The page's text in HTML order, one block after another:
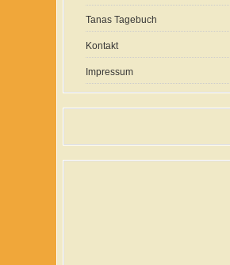
Tanas Tagebuch
Kontakt
Impressum